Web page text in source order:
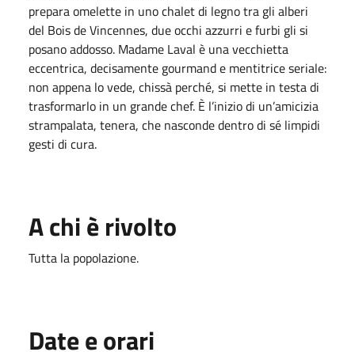
prepara omelette in uno chalet di legno tra gli alberi
del Bois de Vincennes, due occhi azzurri e furbi gli si
posano addosso. Madame Laval è una vecchietta
eccentrica, decisamente gourmand e mentitrice seriale:
non appena lo vede, chissà perché, si mette in testa di
trasformarlo in un grande chef. È l’inizio di un’amicizia
strampalata, tenera, che nasconde dentro di sé limpidi
gesti di cura.
A chi è rivolto
Tutta la popolazione.
Date e orari